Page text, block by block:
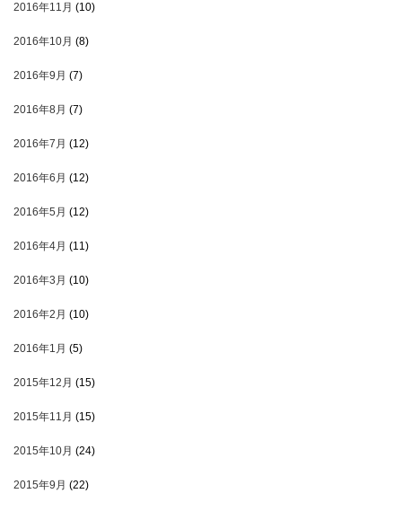
2016年11月 (10)
2016年10月 (8)
2016年9月 (7)
2016年8月 (7)
2016年7月 (12)
2016年6月 (12)
2016年5月 (12)
2016年4月 (11)
2016年3月 (10)
2016年2月 (10)
2016年1月 (5)
2015年12月 (15)
2015年11月 (15)
2015年10月 (24)
2015年9月 (22)